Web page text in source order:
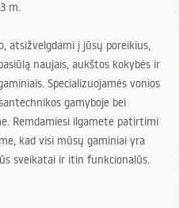
m.
atsižvelgdami į jūsų poreikius,
naujais, aukštos kokybės ir
Specializuojamės vonios
gamyboje bei
Remdamiesi ilgamete patirtimi
kad visi mūsų gaminiai yra
sveikatai ir itin funkcionalūs.